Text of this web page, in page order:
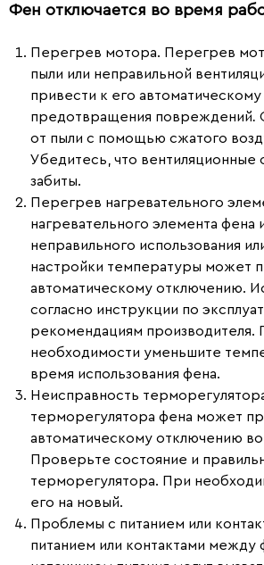
Фен отключается во время
Перегрев мотора. Перегрев
пыли или неправильной
привести к его
предотвращения повреждений.
от пыли с помощью сжатого
Убедитесь, что вентиляционные
забиты.
Перегрев нагревательного
нагревательного элемента фена
неправильного использования
настройки температуры может
автоматическому отключению.
согласно инструкции по
рекомендациям производителя.
необходимости уменьшите
время использования фена.
Неисправность
терморегулятора фена может
автоматическому отключению
Проверьте состояние и
терморегулятора. При
его на новый.
Проблемы с питанием или
питанием или контактами между